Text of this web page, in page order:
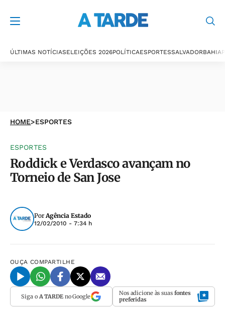
ÚLTIMAS NOTÍCIASELEIÇÕES 2026POLÍTICAESPORTESSALVADORBAHIA
HOME>ESPORTES
ESPORTES
Roddick e Verdasco avançam no
Torneio de San Jose
PorAgência Estado
12/02/2010 - 7:34 h
OUÇA COMPARTILHE
Siga o A TARDEno Google Nos adicione às suas fontes
preferidas